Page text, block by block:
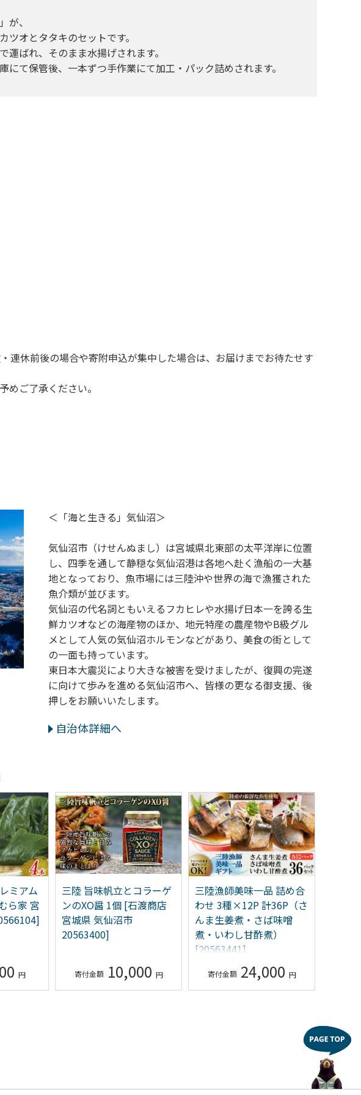
が、
オとタタキのセットです。
ばれ、そのまま水揚げされます。
て保管後、一本ずつ手作業にて加工・パック詰めされます。
連休前後の場合や寄附申込が集中した場合は、お届けまでお待たせす
ご了承ください。
＜「海と生きる」気仙沼＞
気仙沼市（けせんぬまし）は宮城県北東部の太平洋岸に位置
し、四季を通して静穏な気仙沼港は各地へ赴く漁船の一大基
地となっており、魚市場には三陸沖や世界の海で漁獲された
魚介類が並びます。
気仙沼の代名詞ともいえるフカヒレや水揚げ日本一を誇る生
鮮カツオなどの海産物のほか、地元特産の農産物やB級グル
メとして人気の気仙沼ホルモンなどがあり、美食の街として
の一面も持っています。
東日本大震災により大きな被害を受けましたが、復興の完遂
に向けて歩みを進める気仙沼市へ、皆様の更なる御支援、後
押しをお願いいたします。
自治体詳細へ
ミアム
ら家 宮
三陸 旨味帆立とコラーゲ
ンのXO醤 1個 [石渡商店
宮城県 気仙沼市
20563400]
10,000
三陸漁師美味一品 詰め合
わせ 3種×12P 計36P（さ
んま生姜煮・さば味噌
煮・いわし甘酢煮）
[20563441]
24,000